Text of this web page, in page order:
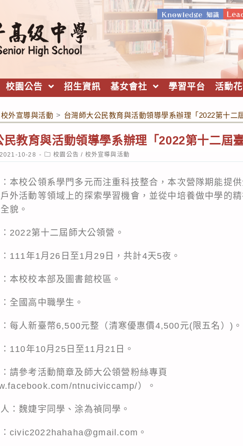
校園公告 招生資訊 基女會社 學習平台 活動
校外宣導與活動 > 台灣師大公民教育與活動領導學系辦理「2022第十二
民教育與活動領導學系辦理「2022第十二屆
2021-10-28
Post
category:
校園公告 / 校外宣導與活動
本校公領系學門多元而注重科技整合，本次營隊期能提
外活動等領域上的探索學習機會，並從中培養做中學的
貌。
2022第十二屆師大公領營。
111年1月26日至1月29日，共計4天5夜。
本校校本部及圖書館校區。
全國高中職學生。
每人新臺幣6,500元整（清寒優惠價4,500元(限五名）)。
110年10月25日至11月21日。
請參考活動簡章及師大公領營粉絲專頁
ntnuciviccamp/）。
：魏婕宇同學、涂為禎同學。
civic2022hahaha@gmail.com。